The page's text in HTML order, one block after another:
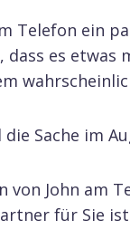
Telefon ein
es etwas
Sache im
John am
für Sie